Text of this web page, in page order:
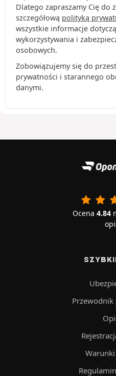
Dlatego zapraszamy Cię do
szczegółową polityką
wszystkie informacje
wykorzystywania i
osobowych.
Zobowiązujemy się do
prywatności i starannego
danymi.
Ocena 4.84
Przewodnik